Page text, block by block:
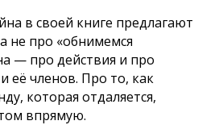
в своей книге предлагают
не про «обнимемся
— про действия и про
её членов. Про то, как
которая отдаляется,
впрямую.